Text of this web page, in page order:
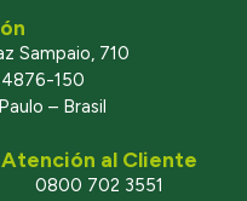
Sampaio, 710
150
– Brasil
Atención al Cliente
0800 702 3551